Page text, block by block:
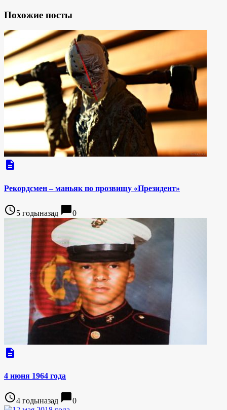
Похожие посты
description
Рекордсмен – маньяк по прозвищу «Президент»
access_time5 годыназад chat_bubble0
description
4 июня 1964 года
access_time4 годыназад chat_bubble0